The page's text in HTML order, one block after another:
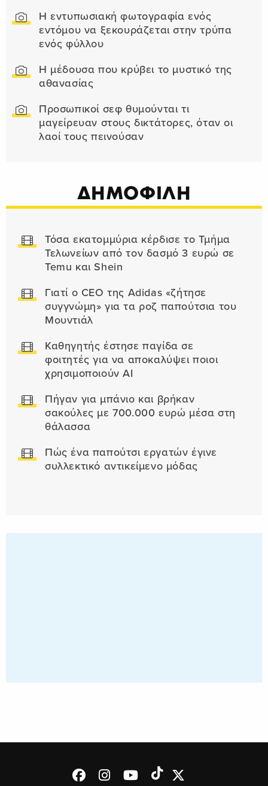
Η εντυπωσιακή φωτογραφία ενός
εντόμου να ξεκουράζεται στην τρύπα
ενός φύλλου
Η μέδουσα που κρύβει το μυστικό της
αθανασίας
Προσωπικοί σεφ θυμούνται τι
μαγείρευαν στους δικτάτορες, όταν οι
λαοί τους πεινούσαν
ΔΗΜΟΦΙΛΗ
Τόσα εκατομμύρια κέρδισε το Τμήμα
Τελωνείων από τον δασμό 3 ευρώ σε
Temu και Shein
Γιατί ο CEO της Adidas «ζήτησε
συγγνώμη» για τα ροζ παπούτσια του
Μουντιάλ
Καθηγητής έστησε παγίδα σε
φοιτητές για να αποκαλύψει ποιοι
χρησιμοποιούν AI
Πήγαν για μπάνιο και βρήκαν
σακούλες με 700.000 ευρώ μέσα στη
θάλασσα
Πώς ένα παπούτσι εργατών έγινε
συλλεκτικό αντικείμενο μόδας